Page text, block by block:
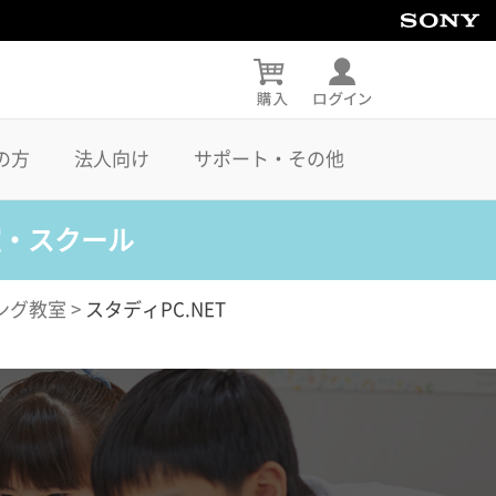
方 法人向け サポート・その他
スクール
グ教室 > スタディPC.NET